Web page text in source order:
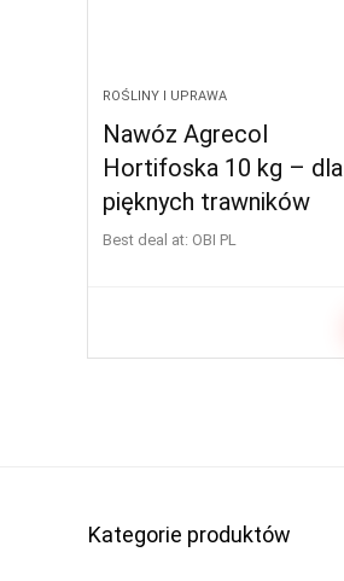
ROŚLINY I UPRAWA
Nawóz Agrecol
Hortifoska 10 kg – dla
pięknych trawników
Best deal at: OBI PL
Kategorie produktów